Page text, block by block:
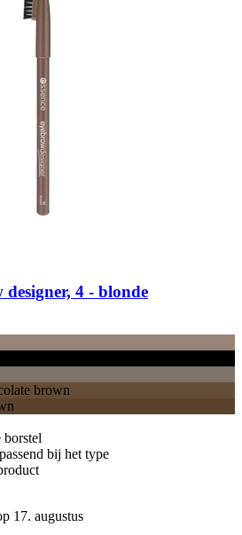
designer, 4 -​ blonde
brown
borstel
bij het type
17. augustus